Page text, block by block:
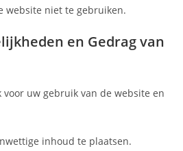
website niet te gebruiken.
en Gedrag van
uw gebruik van de website en
inhoud te plaatsen.